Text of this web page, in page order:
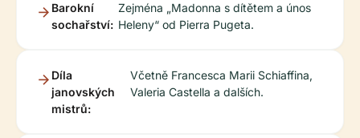
Barokní
sochařství:
Zejména „Madonna s dítětem a únos
Heleny“ od Pierra Pugeta.
Díla
janovských
mistrů:
Včetně Francesca Marii Schiaffina,
Valeria Castella a dalších.